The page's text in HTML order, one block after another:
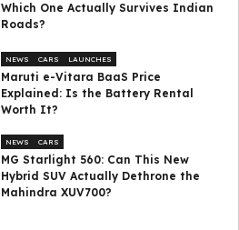
Which One Actually Survives Indian
Roads?
NEWS CARS LAUNCHES
Maruti e-Vitara BaaS Price
Explained: Is the Battery Rental
Worth It?
NEWS CARS
MG Starlight 560: Can This New
Hybrid SUV Actually Dethrone the
Mahindra XUV700?